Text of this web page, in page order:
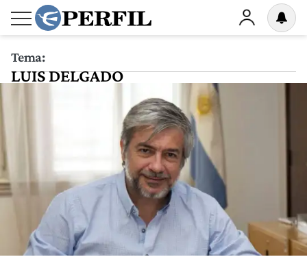
Tema:
LUIS DELGADO